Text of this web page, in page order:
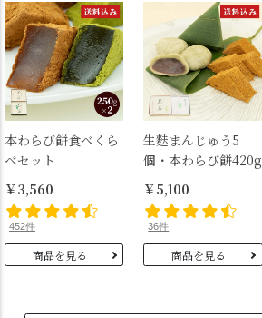
本わらび餅食べくら
べセット
￥3,560
452件
商品を見る
生麩まんじゅう5
個・本わらび餅420g
￥5,100
36件
商品を見る